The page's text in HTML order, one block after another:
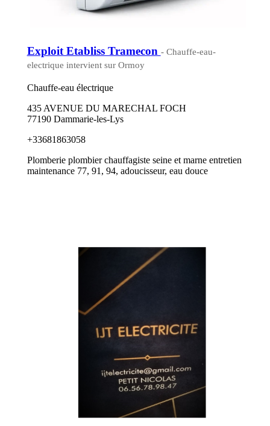
Exploit Etabliss Tramecon - Chauffe-eau-
electrique intervient sur Ormoy
Chauffe-eau électrique
435 AVENUE DU MARECHAL FOCH
77190 Dammarie-les-Lys
+33681863058
Plomberie plombier chauffagiste seine et marne entretien
maintenance 77, 91, 94, adoucisseur, eau douce